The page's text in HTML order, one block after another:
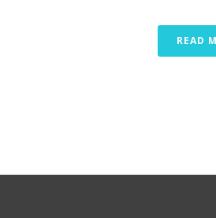
READ